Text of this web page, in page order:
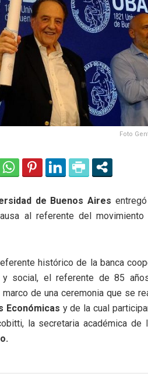
Foto
de Buenos Aires
al referente del movimiento
histórico de la banca
y social, el referente de 85
de una ceremonia que se
Económicas y de la cual
la secretaria académica de